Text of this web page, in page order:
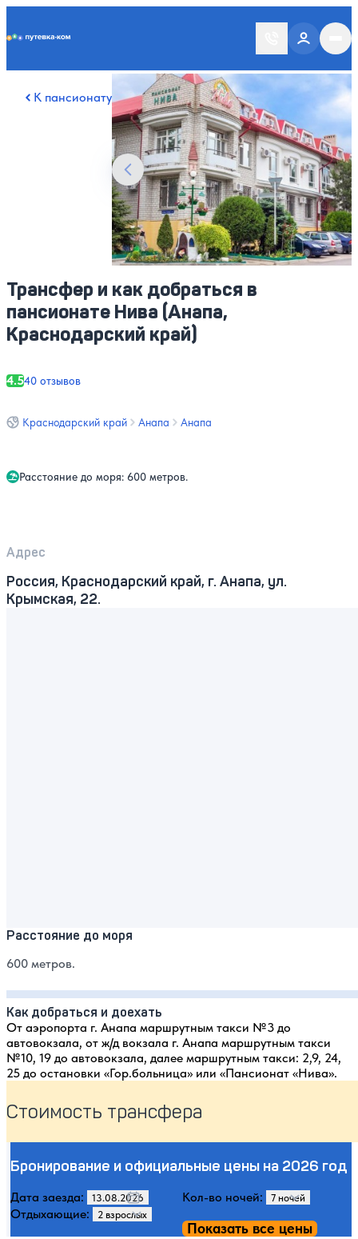
К пансионату
Смотреть все фото24
Трансфер и как добраться в
пансионате Нива (Анапа,
Краснодарский край)
Краснодарский край Анапа Анапа
Расстояние до моря: 600 метров.
4.540 отзывов
Адрес
Россия, Краснодарский край, г. Анапа, ул.
Крымская, 22.
Расстояние до моря
600 метров.
Как добраться и доехать
От аэропорта г. Анапа маршрутным такси №3 до
автовокзала, от ж/д вокзала г. Анапа маршрутным такси
№10, 19 до автовокзала, далее маршрутным такси: 2,9, 24,
25 до остановки «Гор.больница» или «Пансионат «Нива».
Стоимость трансфера
Бронирование и официальные цены на 2026 год
Дата заезда:
Кол-во ночей:
Отдыхающие:
Показать все цены